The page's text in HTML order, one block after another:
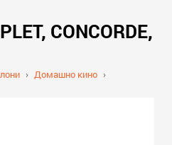
CONCORDE,
› Домашно кино ›